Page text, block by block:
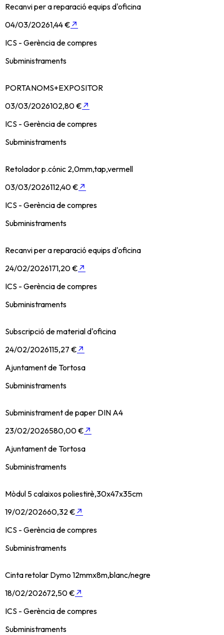
Recanvi per a reparació equips d'oficina
04/03/20261,44 € ↗
ICS - Gerència de compres
Subministraments
PORTANOMS+EXPOSITOR
03/03/2026102,80 € ↗
ICS - Gerència de compres
Subministraments
Retolador p.cónic 2,0mm,tap,vermell
03/03/2026112,40 € ↗
ICS - Gerència de compres
Subministraments
Recanvi per a reparació equips d'oficina
24/02/2026171,20 € ↗
ICS - Gerència de compres
Subministraments
Subscripció de material d'oficina
24/02/2026115,27 € ↗
Ajuntament de Tortosa
Subministraments
Subministrament de paper DIN A4
23/02/2026580,00 € ↗
Ajuntament de Tortosa
Subministraments
Mòdul 5 calaixos poliestirè,30x47x35cm
19/02/202660,32 € ↗
ICS - Gerència de compres
Subministraments
Cinta retolar Dymo 12mmx8m,blanc/negre
18/02/202672,50 € ↗
ICS - Gerència de compres
Subministraments